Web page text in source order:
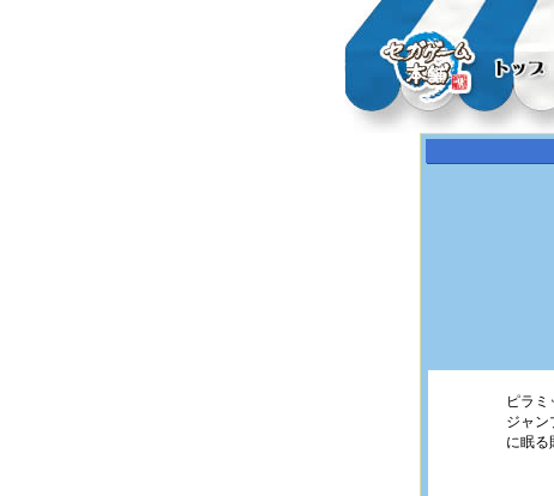
ピラミ
ジャン
に眠る